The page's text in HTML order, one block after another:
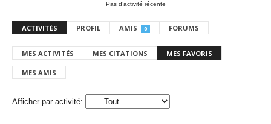
Pas d’activité récente
ACTIVITÉS PROFIL AMIS 0 FORUMS
MES ACTIVITÉS MES CITATIONS MES FAVORIS
MES AMIS
Afficher par activité: